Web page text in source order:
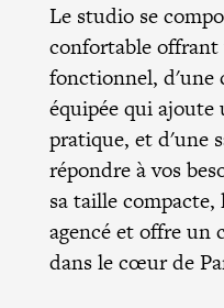
Le studio se
confortable offrant
fonctionnel, d'une
équipée qui
pratique, et d'une
répondre à vos
sa taille
agencé et offre un
dans le cœur de